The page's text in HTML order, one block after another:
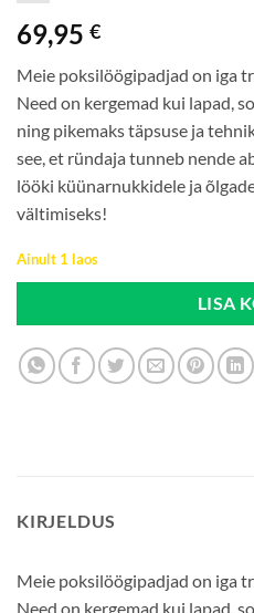
69,95 €
Meie poksilöögipadjad on iga
Need on kergemad kui lapad,
ning pikemaks täpsuse ja
see, et ründaja tunneb nende
lööki küünarnukkidele ja
vältimiseks!
Ainult 1 laos
LISA
KIRJELDUS
Meie poksilöögipadjad on iga
Need on kergemad kui lapad,